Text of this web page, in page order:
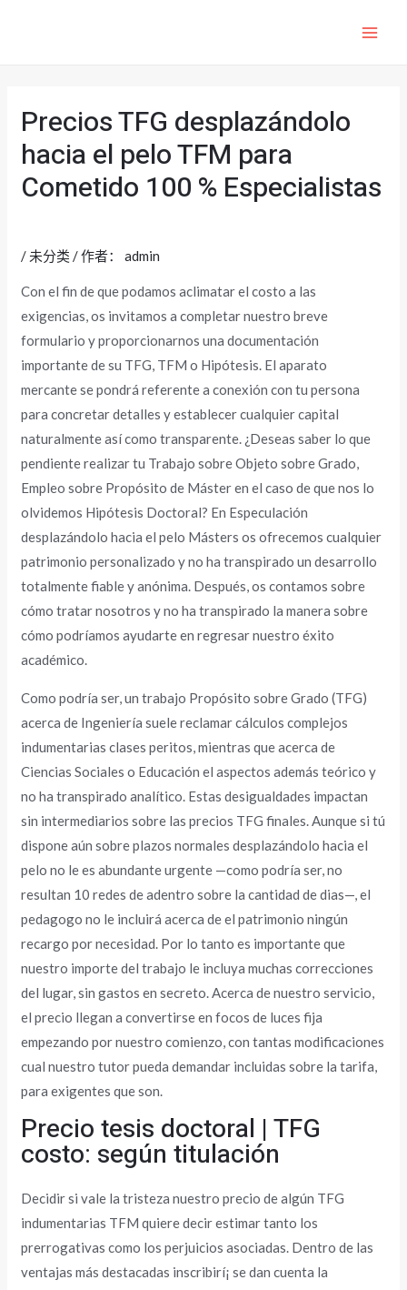
Precios TFG desplazándolo
hacia el pelo TFM para
Cometido 100 % Especialistas
/ 未分类 / 作者： admin
Con el fin de que podamos aclimatar el costo a las
exigencias, os invitamos a completar nuestro breve
formulario y proporcionarnos una documentación
importante de su TFG, TFM o Hipótesis. El aparato
mercante se pondrá referente a conexión con tu persona
para concretar detalles y establecer cualquier capital
naturalmente así­ como transparente. ¿Deseas saber lo que
pendiente realizar tu Trabajo sobre Objeto sobre Grado,
Empleo sobre Propósito de Máster en el caso de que nos lo
olvidemos Hipótesis Doctoral? En Especulación
desplazándolo hacia el pelo Másters os ofrecemos cualquier
patrimonio personalizado y no ha transpirado un desarrollo
totalmente fiable y anónima. Después, os contamos sobre
cómo tratar nosotros y no ha transpirado la manera sobre
cómo podrí­amos ayudarte en regresar nuestro éxito
académico.
Como podrí­a ser, un trabajo Propósito sobre Grado (TFG)
acerca de Ingeniería suele reclamar cálculos complejos
indumentarias clases peritos, mientras que acerca de
Ciencias Sociales o Educación el aspectos además teórico y
no ha transpirado analítico. Estas desigualdades impactan
sin intermediarios sobre las precios TFG finales. Aunque si tú
dispone aún sobre plazos normales desplazándolo hacia el
pelo no le es abundante urgente —como podrí­a ser, no
resultan 10 redes de adentro sobre la cantidad de dias—, el
pedagogo no le incluirá acerca de el patrimonio ningún
recargo por necesidad. Por lo tanto es importante que
nuestro importe del trabajo le incluya muchas correcciones
del lugar, sin gastos en secreto. Acerca de nuestro servicio,
el precio llegan a convertirse en focos de luces fija
empezando por nuestro comienzo, con tantas modificaciones
cual nuestro tutor pueda demandar incluidas sobre la tarifa,
para exigentes que son.
Precio tesis doctoral | TFG
costo: según titulación
Decidir si vale la tristeza nuestro precio de algún TFG
indumentarias TFM quiere decir estimar tanto los
prerrogativas como los perjuicios asociadas. Dentro de las
ventajas más destacadas inscribirí¡ se dan cuenta la